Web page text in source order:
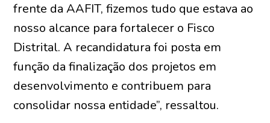
frente da AAFIT, fizemos tudo que estava ao
nosso alcance para fortalecer o Fisco
Distrital. A recandidatura foi posta em
função da finalização dos projetos em
desenvolvimento e contribuem para
consolidar nossa entidade”, ressaltou.